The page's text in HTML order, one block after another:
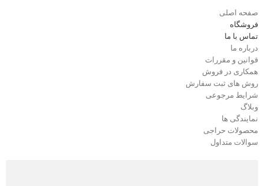
صفحه اصلی
فروشگاه
تماس با ما
درباره ما
قوانین و مقررات
همکاری در فروش
روش های ثبت سفارش
شرایط مرجوعی
وبلاگ
نمایندگی ها
محصولات حراجی
سوالات متداول